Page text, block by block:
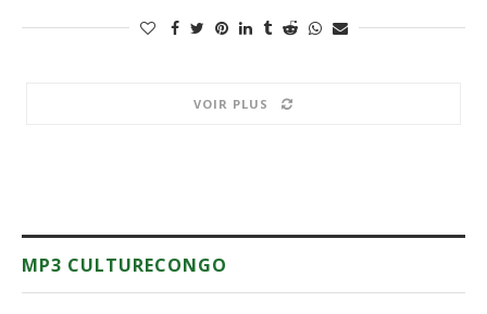
VOIR PLUS
MP3 CULTURECONGO